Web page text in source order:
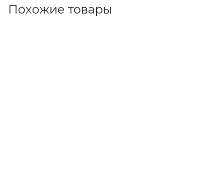
Похожие товары